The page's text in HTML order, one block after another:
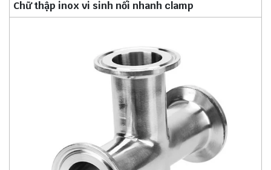
Chữ thập inox vi sinh nối nhanh clamp